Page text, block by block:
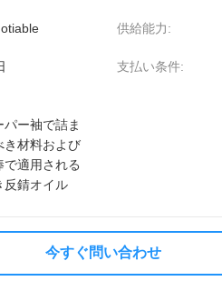
供給能力:
支払い条件:
パー袖で詰ま
き材料および
で適用される
反錆オイル
今すぐ問い合わせ